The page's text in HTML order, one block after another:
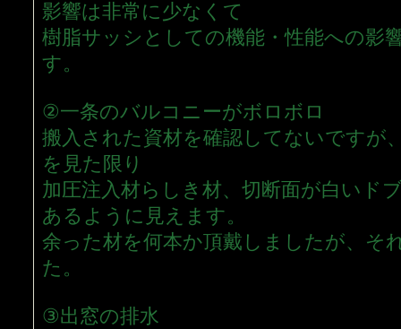
影響は非常に少なくて
樹脂サッシとしての機能・性能への影
す。
②一条のバルコニーがボロボロ
搬入された資材を確認してないですが
を見た限り
加圧注入材らしき材、切断面が白いド
あるように見えます。
余った材を何本か頂戴しましたが、そ
た。
③出窓の排水